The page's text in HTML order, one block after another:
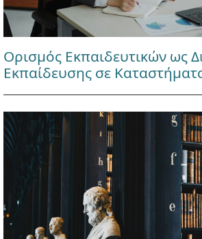
Ορισμός Εκπαιδευτικών ως
Εκπαίδευσης σε